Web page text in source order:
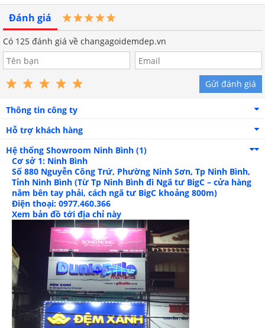
thẻ ghi nợ, Visa Card,
Master Card, American Express, JCB tại hệ thống
changagoidemdep.vn
******************************************************************
CÔNG TY TNHH SẢN XUẤT VÀ ĐẦU TƯ MINH PHONG
Trụ sở: Số 744 Quang Trung, P. Phú La, Q. Hà Đông, TP. Hà Nội
VPGD: 113 Nguyễn Trãi, P. Thượng Đình, Q. Thanh Xuân, TP.
Điện thoại: 0246.260.5064 - Hotline: 0962 506 776
Email: demxanh.com@gmail.com -
Website: changagoidemdep.vn
Giấy phép ĐKKD số: 0106928824 - Cấp ngày 7/8/2015 do sở kế
hoạch đầu tư TP HN cấp
Đánh giá
Có 125 đánh giá về changagoidemdep.vn
Gửi đánh giá
Thông tin công ty
Hỗ trợ khách hàng
Hệ thống Showroom Ninh Bình (1)
Cơ sở 1: Ninh Bình
Số 880 Nguyễn Công Trứ, Phường Ninh Sơn, Tp Ninh Bình,
Tỉnh Ninh Bình (Từ Tp Ninh Bình đi Ngã tư BigC – cửa hàng
nằm bên tay phải, cách ngã tư BigC khoảng 800m)
Điện thoại: 0977.460.366
Xem bản đồ tới địa chỉ này